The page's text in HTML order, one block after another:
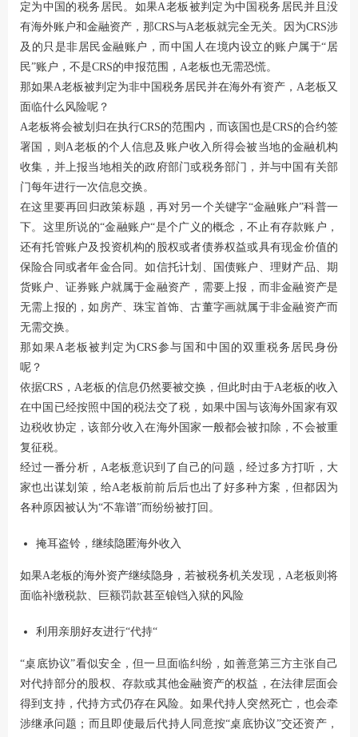
定为中国的税务居民。如果A老板被判定为中国税务居民并且没
有海外账户和金融资产，那CRS与A老板就完全无关。因为CRS涉
及的只是非居民金融账户，而中国人在境内设立的账户属于“居
民”账户，不是CRS的申报范围，A老板也无需恐慌。
那如果A老板被判定为非中国税务居民并在海外有资产，A老板又
面临什么风险呢？
A老板将会被划归在执行CRS的范围内，而该国也是CRS的合约签
署国，则A老板的个人信息及账户收入所得会被当地的金融机构
收集，并上报当地相关的政府部门或税务部门，并与中国有关部
门每年进行一次信息交换。
在这里要再回归政策标题，再对另一个关键字“金融账户”科普一
下。这里所说的“金融账户“是个广义的概念，不止有存款账户，
还有托管账户及投资机构的股权或者债券权益或具有现金价值的
保险合同或者年金合同。如信托计划、国债账户、理财产品、期
货账户、证券账户就属于金融资产，需要上报，而非金融资产是
无需上报的，如房产、珠宝首饰、古董字画就属于非金融资产而
无需交换。
那如果A老板被判定为CRS参与国和中国的双重税务居民身份
呢？
依据CRS，A老板的信息仍然要被交换，但此时由于A老板的收入
在中国已经按照中国的税法交了税，如果中国与该海外国家有双
边税收协定，该部分收入在海外国家一般都会被扣除，不会被重
复征税。
经过一番分析，A老板意识到了自己的问题，经过多方打听，大
家也出谋划策，给A老板前前后后也出了好多种方案，但都因为
各种原因被认为“不靠谱”而纷纷被打回。
掩耳盗铃，继续隐匿海外收入
如果A老板的海外资产继续隐身，若被税务机关发现，A老板则将
面临补缴税款、巨额罚款甚至锒铛入狱的风险
利用亲朋好友进行“代持“
“桌底协议”看似安全，但一旦面临纠纷，如善意第三方主张自己
对代持部分的股权、存款或其他金融资产的权益，在法律层面会
得到支持，代持方式仍存在风险。如果代持人突然死亡，也会牵
涉继承问题；而且即使最后代持人同意按“桌底协议”交还资产，